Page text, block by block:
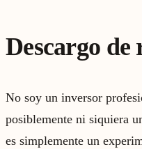
Descargo de
No soy un inversor
posiblemente ni siquiera
es simplemente un